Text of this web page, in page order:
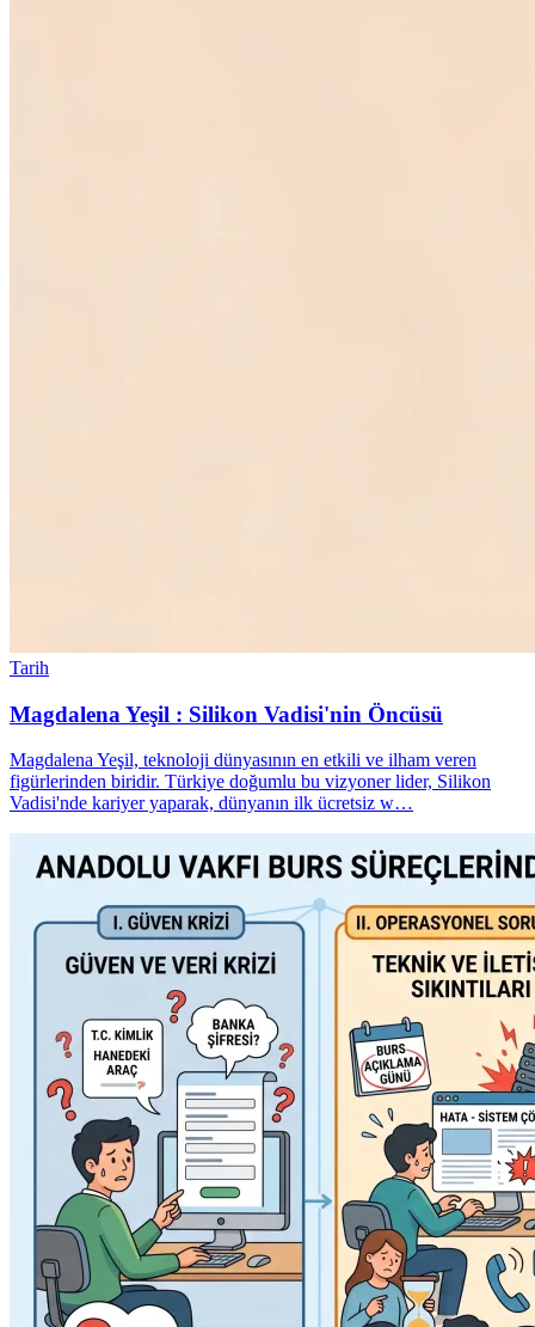
Tarih
Magdalena Yeşil : Silikon Vadisi'nin Öncüsü
Magdalena Yeşil, teknoloji dünyasının en etkili ve ilham veren
figürlerinden biridir. Türkiye doğumlu bu vizyoner lider, Silikon
Vadisi'nde kariyer yaparak, dünyanın ilk ücretsiz w…